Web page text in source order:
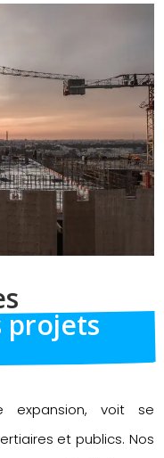
projets
expansion, voit se
et publics. Nos